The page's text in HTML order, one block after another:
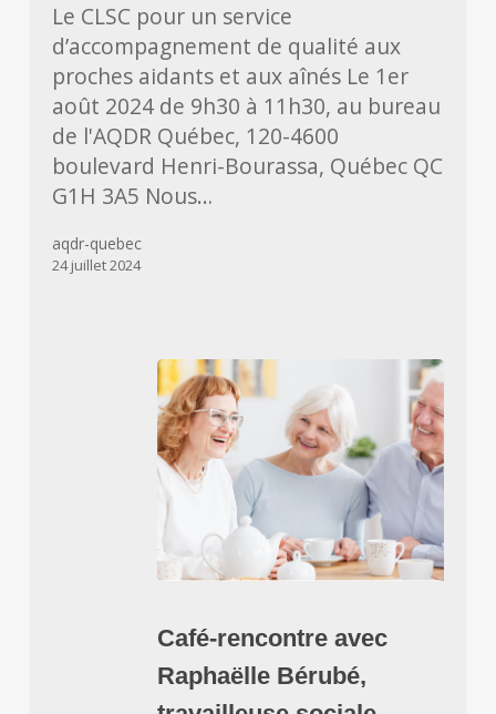
Le CLSC pour un service
d’accompagnement de qualité aux
proches aidants et aux aînés Le 1er
août 2024 de 9h30 à 11h30, au bureau
de l'AQDR Québec, 120-4600
boulevard Henri-Bourassa, Québec QC
G1H 3A5 Nous…
aqdr-quebec
24 juillet 2024
rencontre
avec
Raphaëlle
Café-rencontre avec
Raphaëlle Bérubé,